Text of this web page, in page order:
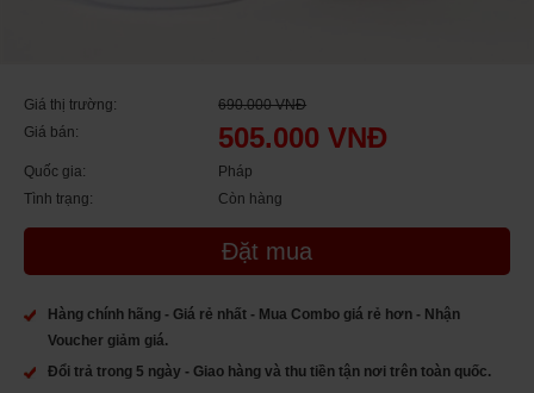
Giá thị trường:
690.000 VNĐ
Giá bán:
505.000 VNĐ
Quốc gia:
Pháp
Tình trạng:
Còn hàng
Đặt mua
Hàng chính hãng - Giá rẻ nhất - Mua Combo giá rẻ hơn - Nhận
Voucher giảm giá.
Đổi trả trong 5 ngày - Giao hàng và thu tiền tận nơi trên toàn quốc.